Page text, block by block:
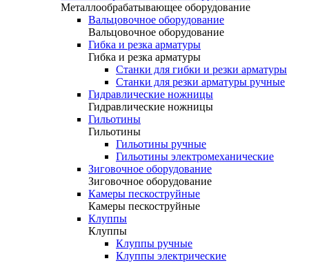
Металлообрабатывающее оборудование
Вальцовочное оборудование
Вальцовочное оборудование
Гибка и резка арматуры
Гибка и резка арматуры
Станки для гибки и резки арматуры
Станки для резки арматуры ручные
Гидравлические ножницы
Гидравлические ножницы
Гильотины
Гильотины
Гильотины ручные
Гильотины электромеханические
Зиговочное оборудование
Зиговочное оборудование
Камеры пескоструйные
Камеры пескоструйные
Клуппы
Клуппы
Клуппы ручные
Клуппы электрические